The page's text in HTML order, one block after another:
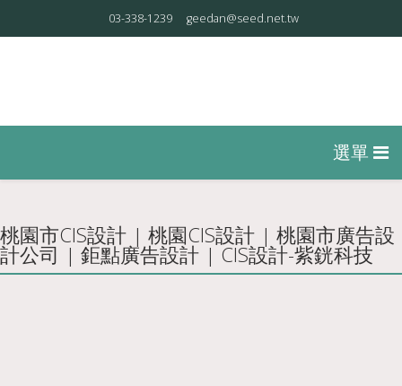
03-338-1239 geedan@seed.net.tw
桃園市CIS設計 | 桃園CIS設計 | 桃園市廣告設
計公司 | 鉅點廣告設計 | CIS設計-紫銧科技